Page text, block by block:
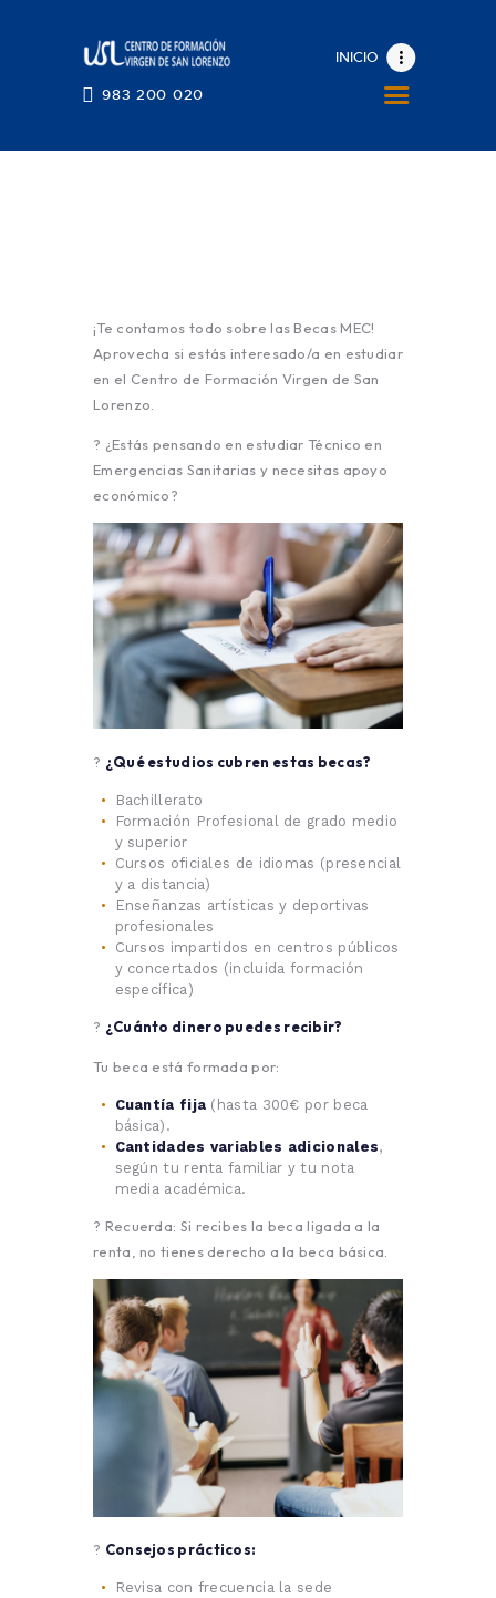
983 200 020
INICIO
INICIO
983 200 020
¡Te contamos todo sobre las Becas MEC!
Aprovecha si estás interesado/a en estudiar
en el Centro de Formación Virgen de San
Lorenzo.
? ¿Estás pensando en estudiar Técnico en
Emergencias Sanitarias y necesitas apoyo
económico?
? ¿Qué estudios cubren estas becas?
Bachillerato
Formación Profesional de grado medio
y superior
Cursos oficiales de idiomas (presencial
y a distancia)
Enseñanzas artísticas y deportivas
profesionales
Cursos impartidos en centros públicos
y concertados (incluida formación
específica)
? ¿Cuánto dinero puedes recibir?
Tu beca está formada por:
Cuantía fija (hasta 300€ por beca
básica).
Cantidades variables adicionales,
según tu renta familiar y tu nota
media académica.
? Recuerda: Si recibes la beca ligada a la
renta, no tienes derecho a la beca básica.
? Consejos prácticos:
Revisa con frecuencia la sede